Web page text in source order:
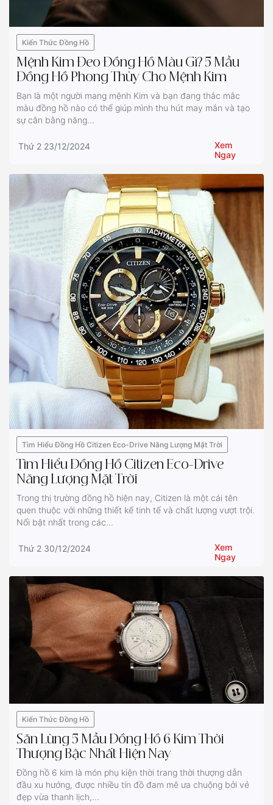
Kiến Thức Đồng Hồ
Mệnh Kim Đeo Đồng Hồ Màu Gì? 5 Mẫu
Đồng Hồ Phong Thủy Cho Mệnh Kim
Bạn là một người mang mệnh Kim và bạn đang thắc mắc
màu đồng hồ nào có thể giúp mình thu hút may mắn và tạo
sự cân bằng năng...
Thứ 2 23/12/2024
Xem
Ngay
Tìm Hiểu Đồng Hồ Citizen Eco-Drive Năng Lượng Mặt Trời
Tìm Hiểu Đồng Hồ Citizen Eco-Drive
Năng Lượng Mặt Trời
Trong thị trường đồng hồ hiện nay, Citizen là một cái tên
quen thuộc với những thiết kế tinh tế và chất lượng vượt trội.
Nổi bật nhất trong các...
Thứ 2 30/12/2024
Xem
Ngay
Kiến Thức Đồng Hồ
Săn Lùng 5 Mẫu Đồng Hồ 6 Kim Thời
Thượng Bậc Nhất Hiện Nay
Đồng hồ 6 kim là món phụ kiện thời trang thời thượng dẫn
đầu xu hướng, được nhiều tín đồ đam mê ưa chuộng bởi vẻ
đẹp vừa thanh lịch,...